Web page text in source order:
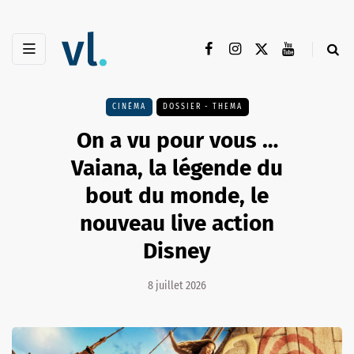
CINÉMA DOSSIER - THEMA
On a vu pour vous …
Vaiana, la légende du
bout du monde, le
nouveau live action
Disney
8 juillet 2026